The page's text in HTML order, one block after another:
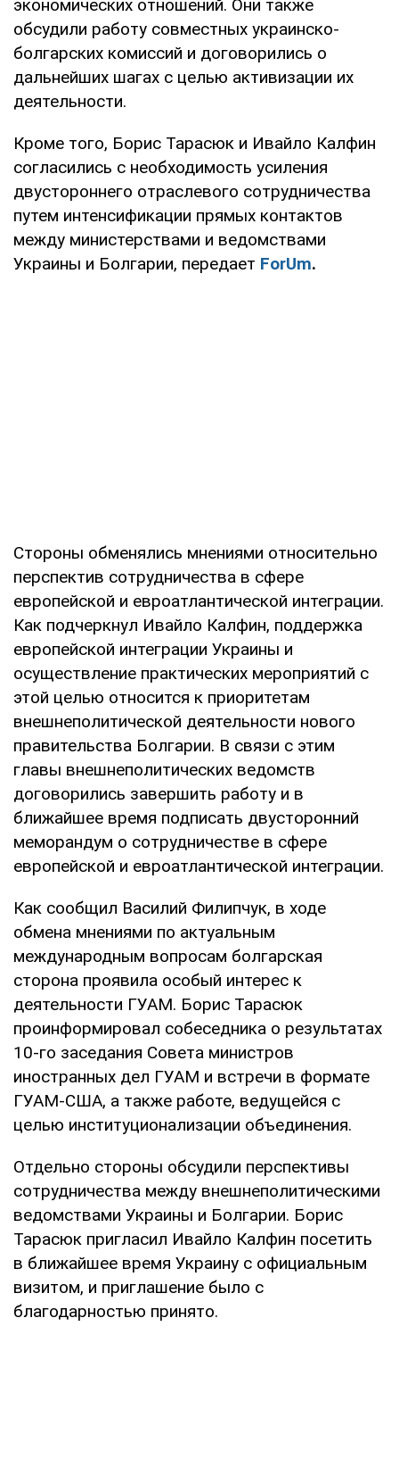
экономических отношений. Они также
обсудили работу совместных украинско-
болгарских комиссий и договорились о
дальнейших шагах с целью активизации их
деятельности.
Кроме того, Борис Тарасюк и Ивайло Калфин
согласились с необходимость усиления
двустороннего отраслевого сотрудничества
путем интенсификации прямых контактов
между министерствами и ведомствами
Украины и Болгарии, передает ForUm.
Стороны обменялись мнениями относительно
перспектив сотрудничества в сфере
европейской и евроатлантической интеграции.
Как подчеркнул Ивайло Калфин, поддержка
европейской интеграции Украины и
осуществление практических мероприятий с
этой целью относится к приоритетам
внешнеполитической деятельности нового
правительства Болгарии. В связи с этим
главы внешнеполитических ведомств
договорились завершить работу и в
ближайшее время подписать двусторонний
меморандум о сотрудничестве в сфере
европейской и евроатлантической интеграции.
Как сообщил Василий Филипчук, в ходе
обмена мнениями по актуальным
международным вопросам болгарская
сторона проявила особый интерес к
деятельности ГУАМ. Борис Тарасюк
проинформировал собеседника о результатах
10-го заседания Совета министров
иностранных дел ГУАМ и встречи в формате
ГУАМ-США, а также работе, ведущейся с
целью институционализации объединения.
Отдельно стороны обсудили перспективы
сотрудничества между внешнеполитическими
ведомствами Украины и Болгарии. Борис
Тарасюк пригласил Ивайло Калфин посетить
в ближайшее время Украину с официальным
визитом, и приглашение было с
благодарностью принято.